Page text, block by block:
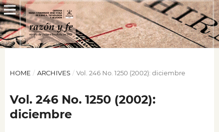
HOME / ARCHIVES / Vol. 246 No. 1250 (2002): diciembre
Vol. 246 No. 1250 (2002):
diciembre